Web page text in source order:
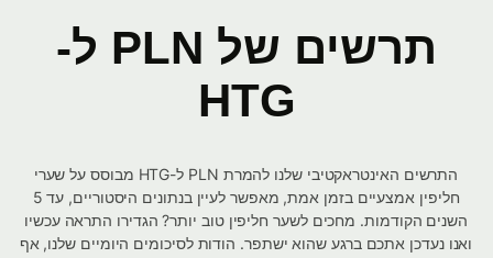
תרשים של PLN ל-
HTG
התרשים האינטראקטיבי שלנו להמרת PLN ל-HTG מבוסס על שערי
חליפין אמצעיים בזמן אמת, מאפשר לעיין בנתונים היסטוריים, עד 5
השנים הקודמות. מחכים לשער חליפין טוב יותר? הגדירו התראה עכשיו
ואנו נעדכן אתכם ברגע שהוא ישתפר. הודות לסיכומים היומיים שלנו, אף